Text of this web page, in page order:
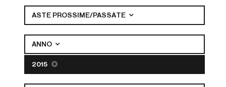
ASTE PROSSIME/PASSATE
ANNO
2015